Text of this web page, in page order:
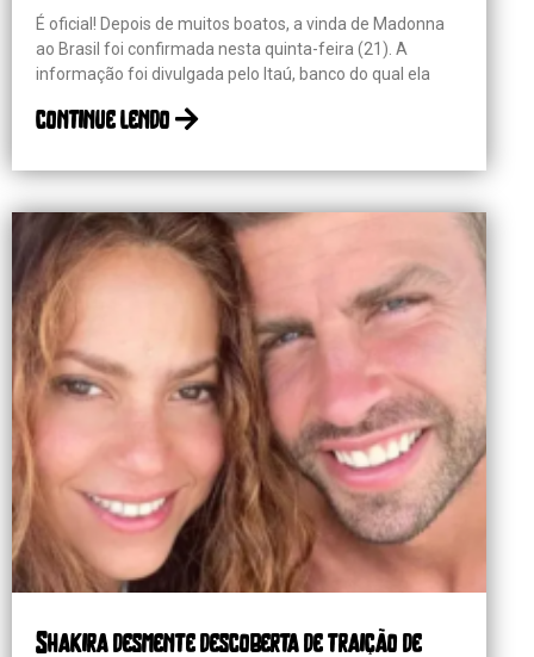
É oficial! Depois de muitos boatos, a vinda de Madonna
ao Brasil foi confirmada nesta quinta-feira (21). A
informação foi divulgada pelo Itaú, banco do qual ela
continue lendo
Shakira desmente descoberta de traição de